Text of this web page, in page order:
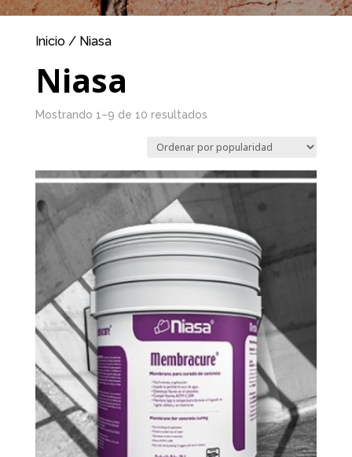
Inicio/ Niasa
Niasa
Mostrando 1–9 de 10 resultados